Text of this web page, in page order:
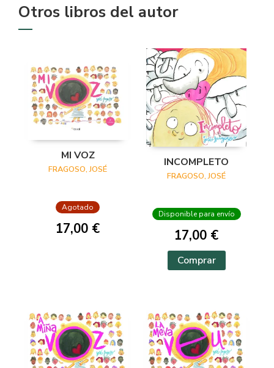
Otros libros del autor
MI VOZ
FRAGOSO, JOSÉ
Agotado
17,00 €
INCOMPLETO
FRAGOSO, JOSÉ
Disponible para envío
17,00 €
Comprar